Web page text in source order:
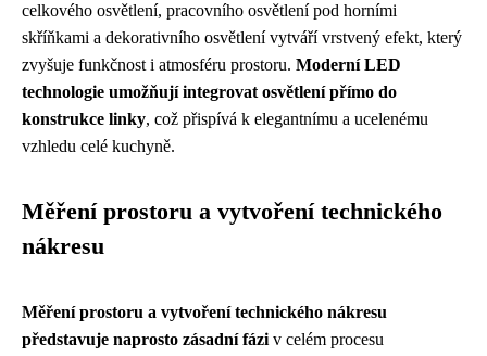
celkového osvětlení, pracovního osvětlení pod horními
skříňkami a dekorativního osvětlení vytváří vrstvený efekt, který
zvyšuje funkčnost i atmosféru prostoru. Moderní LED
technologie umožňují integrovat osvětlení přímo do
konstrukce linky, což přispívá k elegantnímu a ucelenému
vzhledu celé kuchyně.
Měření prostoru a vytvoření technického
nákresu
Měření prostoru a vytvoření technického nákresu
představuje naprosto zásadní fázi v celém procesu